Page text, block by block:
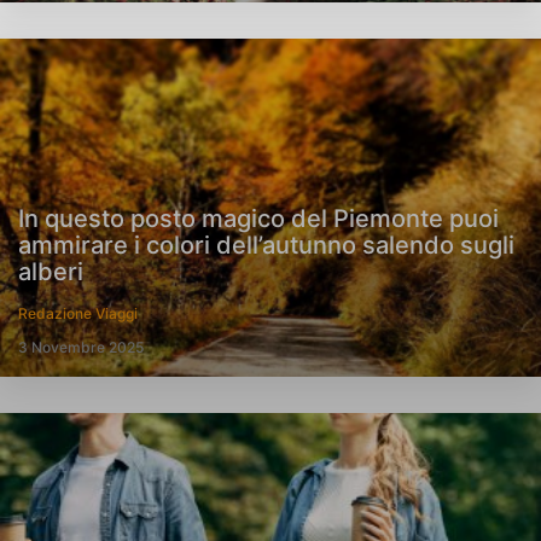
In questo posto magico del Piemonte puoi
ammirare i colori dell’autunno salendo sugli
alberi
Redazione Viaggi
3 Novembre 2025